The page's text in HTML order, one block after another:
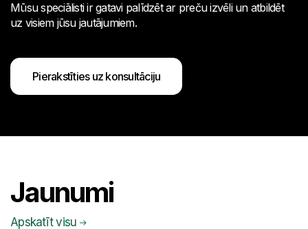
Mūsu speciālisti ir gatavi palīdzēt ar preču izvēli un atbildēt
uz visiem jūsu jautājumiem.
Pierakstīties uz konsultāciju
Jaunumi
Apskatīt visu